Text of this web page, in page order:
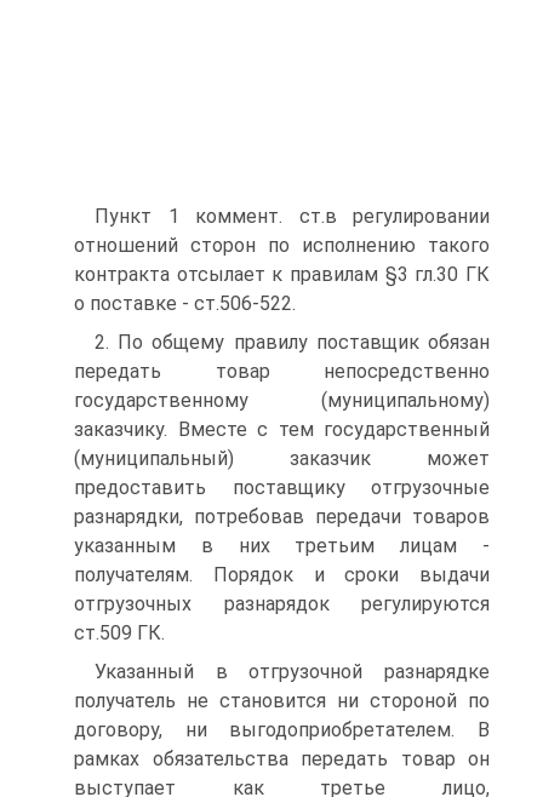
Пункт 1 коммент. ст.в регулировании
отношений сторон по исполнению такого
контракта отсылает к правилам §3 гл.30 ГК
о поставке - ст.506-522.
2. По общему правилу поставщик обязан
передать товар непосредственно
государственному (муниципальному)
заказчику. Вместе с тем государственный
(муниципальный) заказчик может
предоставить поставщику отгрузочные
разнарядки, потребовав передачи товаров
указанным в них третьим лицам -
получателям. Порядок и сроки выдачи
отгрузочных разнарядок регулируются
ст.509 ГК.
Указанный в отгрузочной разнарядке
получатель не становится ни стороной по
договору, ни выгодоприобретателем. В
рамках обязательства передать товар он
выступает как третье лицо,